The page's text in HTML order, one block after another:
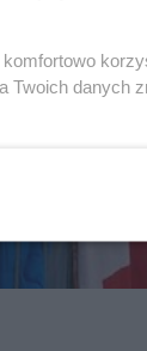
Twoich danych